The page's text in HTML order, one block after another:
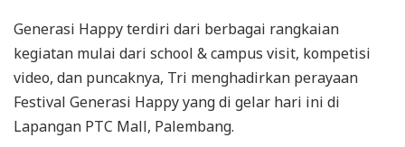
Generasi Happy terdiri dari berbagai rangkaian
kegiatan mulai dari school & campus visit, kompetisi
video, dan puncaknya, Tri menghadirkan perayaan
Festival Generasi Happy yang di gelar hari ini di
Lapangan PTC Mall, Palembang.